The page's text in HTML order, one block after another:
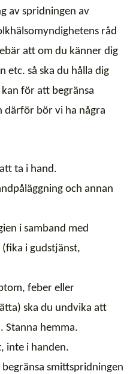
av spridningen av
råd
att om du känner dig
etc. så ska du hålla dig
för att begränsa
därför bör vi ha några
ta i hand.
och annan
i samband med
i gudstjänst,
feber eller
ska du undvika att
Stanna hemma.
inte i handen.
smittspridningen